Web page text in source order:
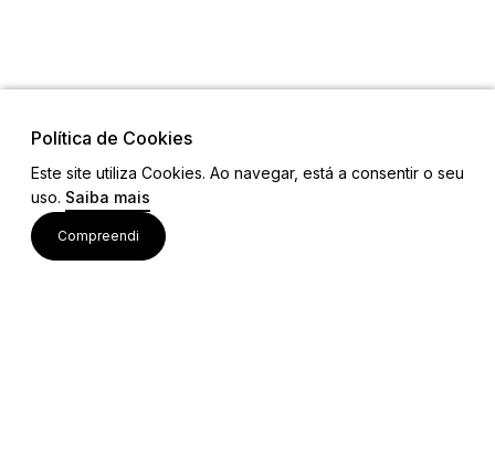
Política de Cookies
Este site utiliza Cookies. Ao navegar, está a consentir o seu
uso. Saiba mais
Compreendi
Links
Ligações Úteis
Contactos